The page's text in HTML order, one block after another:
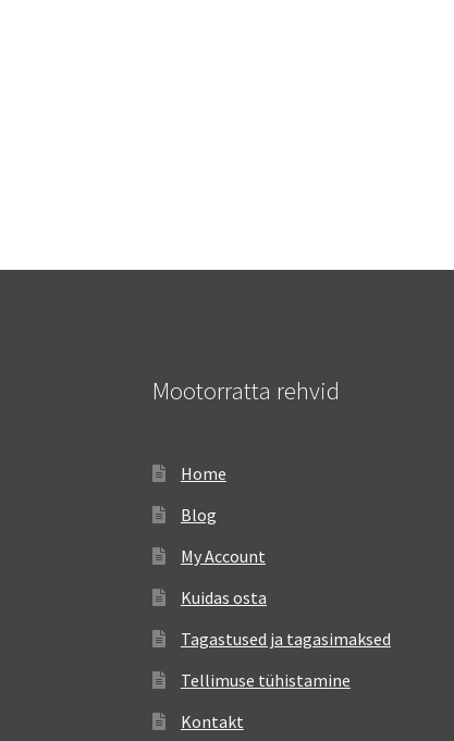
Mootorratta rehvid
Home
Blog
My Account
Kuidas osta
Tagastused ja tagasimaksed
Tellimuse tühistamine
Kontakt